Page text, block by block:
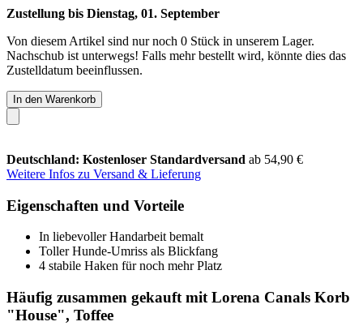
Zustellung bis Dienstag, 01. September
Von diesem Artikel sind nur noch 0 Stück in unserem Lager.
Nachschub ist unterwegs! Falls mehr bestellt wird, könnte dies das
Zustelldatum beeinflussen.
In den Warenkorb
Deutschland: Kostenloser Standardversand ab 54,90 €
Weitere Infos zu Versand & Lieferung
Eigenschaften und Vorteile
In liebevoller Handarbeit bemalt
Toller Hunde-Umriss als Blickfang
4 stabile Haken für noch mehr Platz
Häufig zusammen gekauft mit Lorena Canals Korb
"House", Toffee